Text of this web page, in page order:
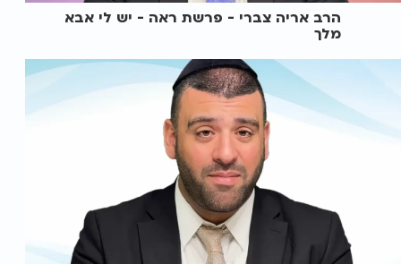
הרב אריה צברי - פרשת ראה - יש לי אבא
מלך